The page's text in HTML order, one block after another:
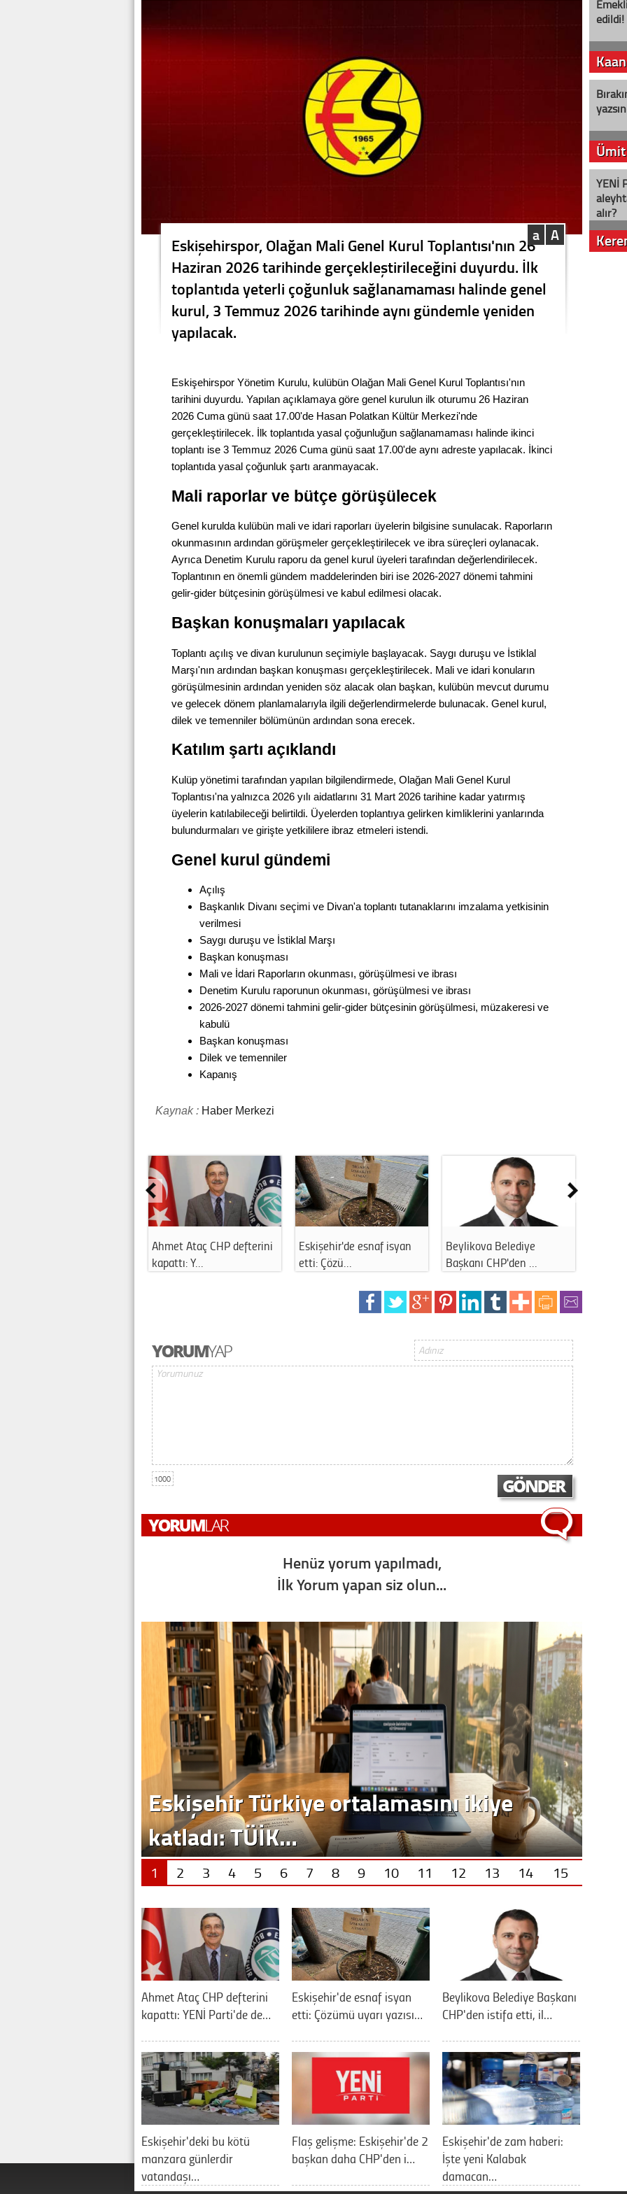
A
a
Eskişehirspor, Olağan Mali Genel Kurul Toplantısı'nın 26
Haziran 2026 tarihinde gerçekleştirileceğini duyurdu. İlk
toplantıda yeterli çoğunluk sağlanamaması halinde genel
kurul, 3 Temmuz 2026 tarihinde aynı gündemle yeniden
yapılacak.
Eskişehirspor Yönetim Kurulu, kulübün Olağan Mali Genel Kurul Toplantısı'nın
tarihini duyurdu. Yapılan açıklamaya göre genel kurulun ilk oturumu 26 Haziran
2026 Cuma günü saat 17.00'de Hasan Polatkan Kültür Merkezi'nde
gerçekleştirilecek. İlk toplantıda yasal çoğunluğun sağlanamaması halinde ikinci
toplantı ise 3 Temmuz 2026 Cuma günü saat 17.00'de aynı adreste yapılacak. İkinci
toplantıda yasal çoğunluk şartı aranmayacak.
Mali raporlar ve bütçe görüşülecek
Genel kurulda kulübün mali ve idari raporları üyelerin bilgisine sunulacak. Raporların
okunmasının ardından görüşmeler gerçekleştirilecek ve ibra süreçleri oylanacak.
Ayrıca Denetim Kurulu raporu da genel kurul üyeleri tarafından değerlendirilecek.
Toplantının en önemli gündem maddelerinden biri ise 2026-2027 dönemi tahmini
gelir-gider bütçesinin görüşülmesi ve kabul edilmesi olacak.
Başkan konuşmaları yapılacak
Toplantı açılış ve divan kurulunun seçimiyle başlayacak. Saygı duruşu ve İstiklal
Marşı'nın ardından başkan konuşması gerçekleştirilecek. Mali ve idari konuların
görüşülmesinin ardından yeniden söz alacak olan başkan, kulübün mevcut durumu
ve gelecek dönem planlamalarıyla ilgili değerlendirmelerde bulunacak. Genel kurul,
dilek ve temenniler bölümünün ardından sona erecek.
Katılım şartı açıklandı
Kulüp yönetimi tarafından yapılan bilgilendirmede, Olağan Mali Genel Kurul
Toplantısı'na yalnızca 2026 yılı aidatlarını 31 Mart 2026 tarihine kadar yatırmış
üyelerin katılabileceği belirtildi. Üyelerden toplantıya gelirken kimliklerini yanlarında
bulundurmaları ve girişte yetkililere ibraz etmeleri istendi.
Genel kurul gündemi
Açılış
Başkanlık Divanı seçimi ve Divan'a toplantı tutanaklarını imzalama yetkisinin
verilmesi
Saygı duruşu ve İstiklal Marşı
Başkan konuşması
Mali ve İdari Raporların okunması, görüşülmesi ve ibrası
Denetim Kurulu raporunun okunması, görüşülmesi ve ibrası
2026-2027 dönemi tahmini gelir-gider bütçesinin görüşülmesi, müzakeresi ve
kabulü
Başkan konuşması
Dilek ve temenniler
Kapanış
Kaynak : Haber Merkezi
Ahmet Ataç CHP defterini
kapattı: Y…
Eskişehir'de esnaf isyan
etti: Çözü…
Beylikova Belediye
Başkanı CHP'den …
1000
Henüz yorum yapılmadı,
İlk Yorum yapan siz olun...
Eskişehir Türkiye ortalamasını ikiye
katladı: TÜİK…
1 2 3 4 5 6 7 8 9 10 11 12 13 14 15
Ahmet Ataç CHP defterini
kapattı: YENİ Parti'de de…
Eskişehir'de esnaf isyan
etti: Çözümü uyarı yazısı…
Beylikova Belediye Başkanı
CHP'den istifa etti, il…
Eskişehir'deki bu kötü
manzara günlerdir
vatandaşı…
Flaş gelişme: Eskişehir'de 2
başkan daha CHP'den i…
Eskişehir'de zam haberi:
İşte yeni Kalabak
damacan…
edildi!
yazsın
YENİ
alır?